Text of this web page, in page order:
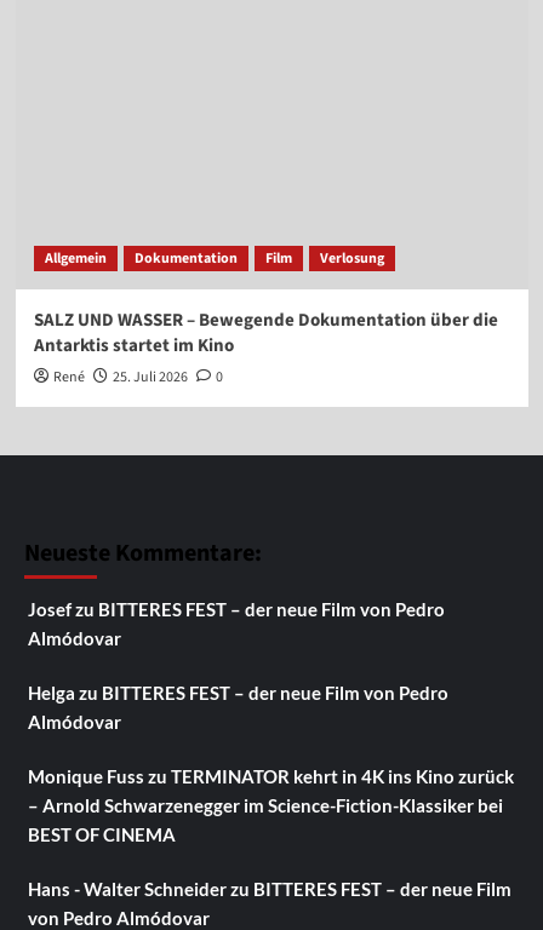
Allgemein Dokumentation Film Verlosung
SALZ UND WASSER – Bewegende Dokumentation über die
Antarktis startet im Kino
René 25. Juli 2026 0
Neueste Kommentare:
Josefzu BITTERES FEST – der neue Film von Pedro
Almódovar
Helga zu BITTERES FEST – der neue Film von Pedro
Almódovar
Monique Fuss zu TERMINATOR kehrt in 4K ins Kino zurück
– Arnold Schwarzenegger im Science-Fiction-Klassiker bei
BEST OF CINEMA
Hans - Walter Schneiderzu BITTERES FEST – der neue Film
von Pedro Almódovar